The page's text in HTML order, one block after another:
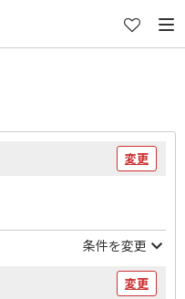
変更
条件を変更
変更